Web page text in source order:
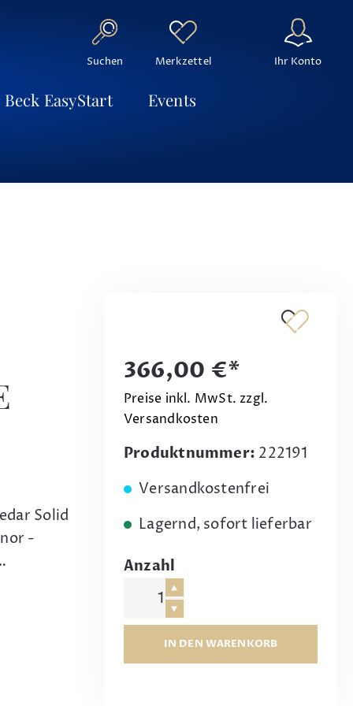
Beck EasyStart Events
Suchen Merkzettel Ihr Konto
Solid
-
366,00 €*
Preise inkl. MwSt. zzgl.
Versandkosten
Produktnummer: 222191
Versandkostenfrei
Lagernd, sofort lieferbar
Anzahl
IN DEN WARENKORB